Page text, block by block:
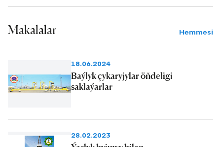
Makalalar Hemmesi
18.06.2024
Baýlyk çykaryjylar öňdeligi
saklaýarlar
28.02.2023